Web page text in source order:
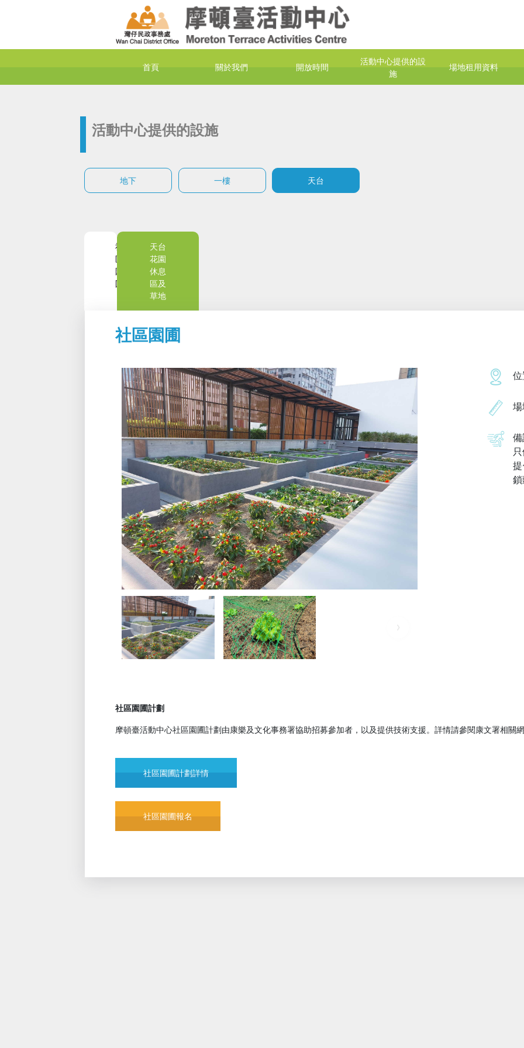
首頁 關於我們 開放時間
活動中心提供的設
施
場地租用資料
活動中心提供的設施
地下 一樓 天台​
社
區
園
圃
天台
花園
休息
區及
草地
社區園圃
社區園圃計劃
摩頓臺活動中心社區園圃計劃由康樂及文化事務署協助招募參加者，以及提供技術支援。詳情請參閱康文署相關
社區園圃計劃詳情
社區園圃報名